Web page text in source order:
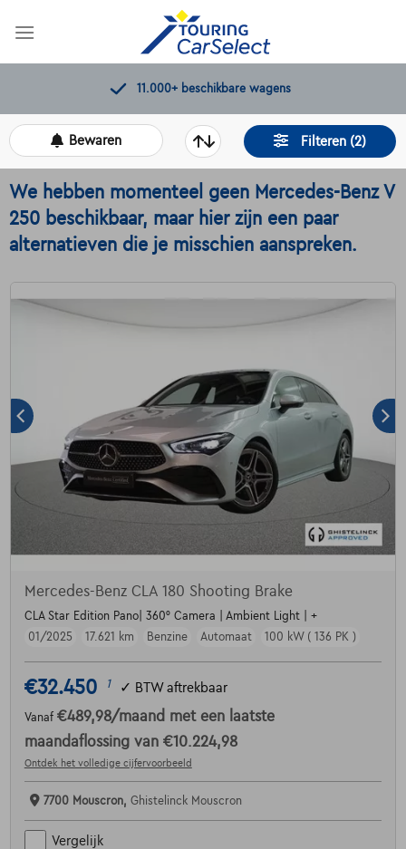
Kwaliteitscontroles door Touring
Filteren (2)
Bewaren
We hebben momenteel geen Mercedes-Benz V
250 beschikbaar, maar hier zijn een paar
alternatieven die je misschien aanspreken.
Mercedes-Benz CLA 180 Shooting Brake
CLA Star Edition Pano| 360° Camera | Ambient Light | +
01/2025
17.621 km Benzine Automaat 100 kW ( 136 PK )
€32.450 1 ✓ BTW aftrekbaar
Vanaf €489,98/maand met een laatste
maandaflossing van €10.224,98
Ontdek het volledige cijfervoorbeeld
7700 Mouscron, Ghistelinck Mouscron
Vergelijk